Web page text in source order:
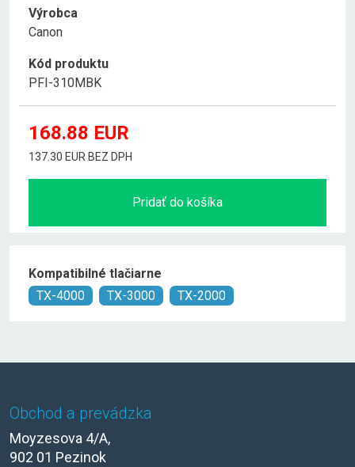
Výrobca
Canon
Kód produktu
PFI-310MBK
168.88 EUR
137.30 EUR BEZ DPH
Pridať do košíka
Kompatibilné tlačiarne
TX-4000
TX-3000 TX-2000
Obchod a prevádzka
Moyzesova 4/A,
902 01 Pezinok